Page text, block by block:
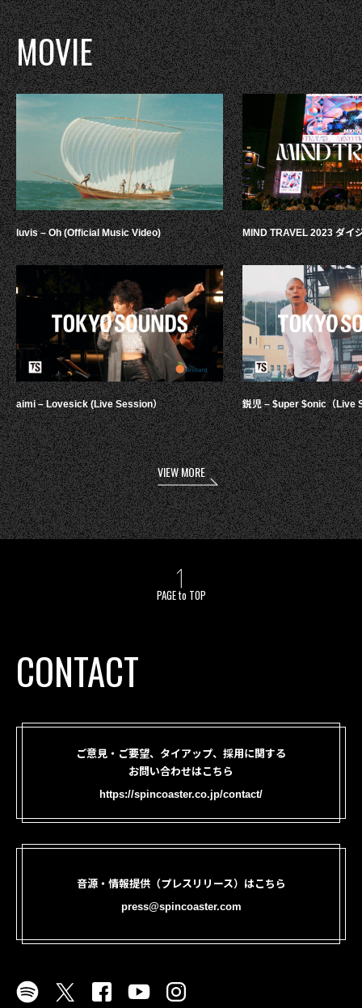
MOVIE
luvis – Oh (Official Music Video)
aimi – Lovesick (Live Session）
MIND TRAVEL 2023 ダイ
鋭児 – $uper $onic（Live
VIEW MORE
PAGE to TOP
CONTACT
ご意見・ご要望、タイアップ、採用に関する
お問い合わせはこちら
https://spincoaster.co.jp/contact/
音源・情報提供（プレスリリース）はこちら
press@spincoaster.com